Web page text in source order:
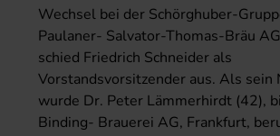
Wechsel bei der Schörghuber-
Paulaner- Salvator-Thomas-Bräu
schied Friedrich Schneider als
Vorstandsvorsitzender aus. Als sein
wurde Dr. Peter Lämmerhirdt (42),
Binding- Brauerei AG, Frankfurt,